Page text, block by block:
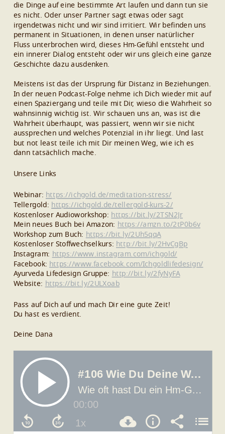
die Dinge auf eine bestimmte Art laufen und dann tun sie
es nicht. Oder unser Partner sagt etwas oder sagt
irgendetwas nicht und wir sind irritiert. Wir befinden uns
permanent in Situationen, in denen unser natürlicher
Fluss unterbrochen wird, dieses Hm-Gefühl entsteht und
ein innerer Dialog entsteht oder wir uns gleich eine ganze
Geschichte dazu ausdenken.
Meistens ist das der Ursprung für Distanz in Beziehungen.
In der neuen Podcast-Folge nehme ich Dich wieder mit auf
einen Spaziergang und teile mit Dir, wieso die Wahrheit so
wahnsinnig wichtig ist. Wir schauen uns an, was ist die
Wahrheit überhaupt, was passiert, wenn wir sie nicht
aussprechen und welches Potenzial in ihr liegt. Und last
but not least teile ich mit Dir meinen Weg, wie ich es
dann tatsächlich mache.
Unsere Links
Webinar: https://ichgold.de/meditation-stress/
Tellergold: https://ichgold.de/tellergold-kurs-2/
Kostenloser Audioworkshop: https://bit.ly/2TSN2Jr
Mein neues Buch bei Amazon: https://amzn.to/2tP0b6v
Workshop zum Buch: https://bit.ly/2Uh5qqA
Kostenloser Stoffwechselkurs: http://bit.ly/2HvCgBp
Instagram: https://www.instagram.com/ichgold/
Facebook: https://www.facebook.com/Ichgoldlifedesign/
Ayurveda Lifedesign Gruppe: http://bit.ly/2fyNyFA
Website: https://bit.ly/2ULXoab
Pass auf Dich auf und mach Dir eine gute Zeit!
Du hast es verdient.
Deine Dana